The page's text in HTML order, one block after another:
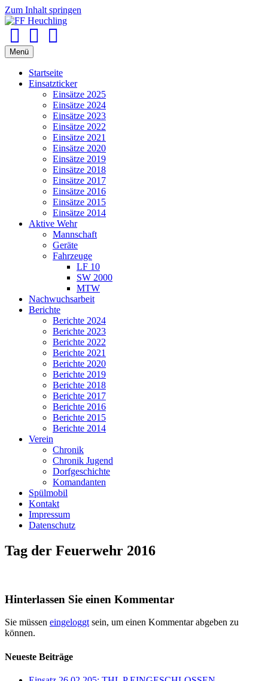
Zum Inhalt springen
Menü
Startseite
Einsatzticker
Einsätze 2025
Einsätze 2024
Einsätze 2023
Einsätze 2022
Einsätze 2021
Einsätze 2020
Einsätze 2019
Einsätze 2018
Einsätze 2017
Einsätze 2016
Einsätze 2015
Einsätze 2014
Aktive Wehr
Mannschaft
Geräte
Fahrzeuge
LF 10
SW 2000
MTW
Nachwuchsarbeit
Berichte
Berichte 2024
Berichte 2023
Berichte 2022
Berichte 2021
Berichte 2020
Berichte 2019
Berichte 2018
Berichte 2017
Berichte 2016
Berichte 2015
Berichte 2014
Verein
Chronik
Chronik Jugend
Dorfgeschichte
Komandanten
Spülmobil
Kontakt
Impressum
Datenschutz
Tag der Feuerwehr 2016
Hinterlassen Sie einen Kommentar
Sie müssen eingeloggt sein, um einen Kommentar abgeben zu
können.
Neueste Beiträge